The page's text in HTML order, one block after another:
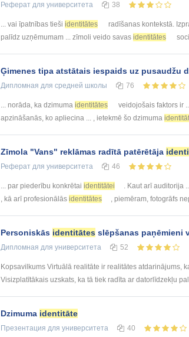
Реферат для университета 38
... vai īpatnības tieši identitātes radīšanas kontekstā.
palīdz uzņēmumam ... zīmoli veido savas identitātes
Ģimenes tipa atstātais iespaids uz pusaudžu
Дипломная для средней школы 76
... norāda, ka dzimuma identitātes veidojošais faktors ir
apzināšanās, ko apliecina ... , ietekmē šo dzimuma
Zīmola "Vans" reklāmas radītā patērētāja
Реферат для университета 46
... par piederību konkrētai identitātei . Kaut arī auditorija
, kā arī profesionālās identitātes , piemēram, fotogrāfs
Personiskās identitātes slēpšanas paņēmieni
Дипломная для университета 52
Kopsavilkums Virtuālā realitāte ir realitātes atdarinājums,
Visizplatītākais uzskats, ka tā tiek radīta ar datorlīdzekļu
Dzimuma identitāte
Презентация для университета 40